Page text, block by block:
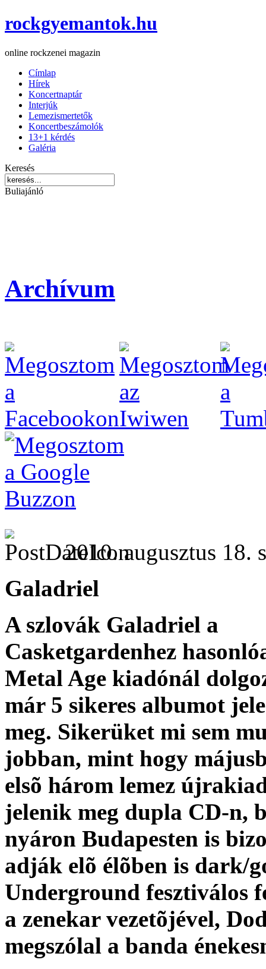
rockgyemantok.hu
online rockzenei magazin
Címlap
Hírek
Koncertnaptár
Interjúk
Lemezismertetők
Koncertbeszámolók
13+1 kérdés
Galéria
Keresés
Buliajánló
Archívum
2010. augusztus 18.
Galadriel
A szlovák Galadriel a
Casketgardenhez
Metal Age kiadónál
már 5 sikeres albumot
meg. Sikerüket mi sem
jobban, mint hogy
elsõ három lemez
jelenik meg dupla CD-n,
nyáron Budapesten is
adják elõ élõben is dark/
Underground fesztiválos
a zenekar vezetõjével,
megszólal a banda